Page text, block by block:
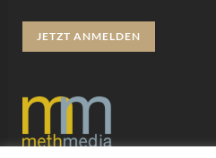
JETZT ANMELDEN